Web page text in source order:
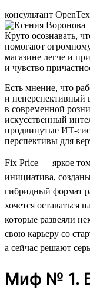
консультант
Круто осознавать,
помогают
магазине легче и
и чувство
Есть мнение, что
и неперспективный
в современной
искусственный
продвинутые ИТ-
перспективы для
Fix Price — яркое
инициатива,
гибридный формат
хочется оставаться
которые развеяли
свою карьеру со
а сейчас решают
Миф № 1.